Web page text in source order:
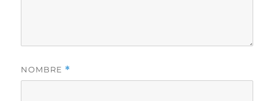
NOMBRE *